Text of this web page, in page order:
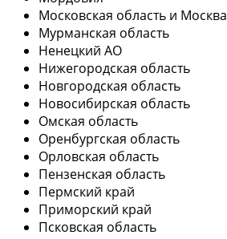
Московская область и Москва
Мурманская область
Ненецкий АО
Нижегородская область
Новгородская область
Новосибирская область
Омская область
Оренбургская область
Орловская область
Пензенская область
Пермский край
Приморский край
Псковская область